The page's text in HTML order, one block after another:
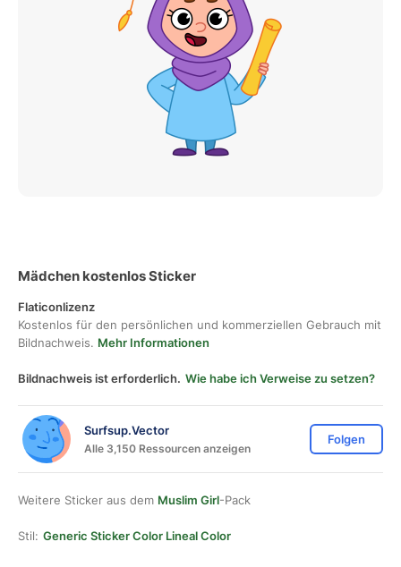
Mädchen kostenlos Sticker
Flaticonlizenz
Kostenlos für den persönlichen und kommerziellen Gebrauch mit
Bildnachweis. Mehr Informationen
Bildnachweis ist erforderlich. Wie habe ich Verweise zu setzen?
Surfsup.Vector
Alle 3,150 Ressourcen anzeigen
Folgen
Weitere Sticker aus dem Muslim Girl-Pack
Stil: Generic Sticker Color Lineal Color